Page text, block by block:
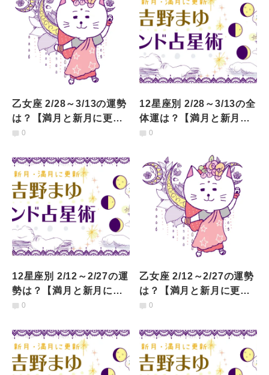
乙女座 2/28～3/13の運勢
は？【満月と新月に更
新！インド占星術】
0
12星座別 2/28～3/13の全
体運は？【満月と新月に
更新！インド占星術】
0
12星座別 2/12～2/27の運
勢は？【満月と新月に更
新！インド占星術】
0
乙女座 2/12～2/27の運勢
は？【満月と新月に更
新！インド占星術】
0